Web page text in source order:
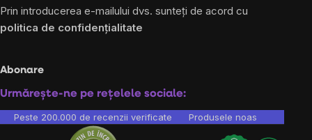
Prin introducerea e-mailului dvs. sunteți de acord cu
politica de confidențialitate
Abonare
Urmărește-ne pe rețelele sociale:
Peste 200.000 de recenzii verificate Produsele noastre sunt